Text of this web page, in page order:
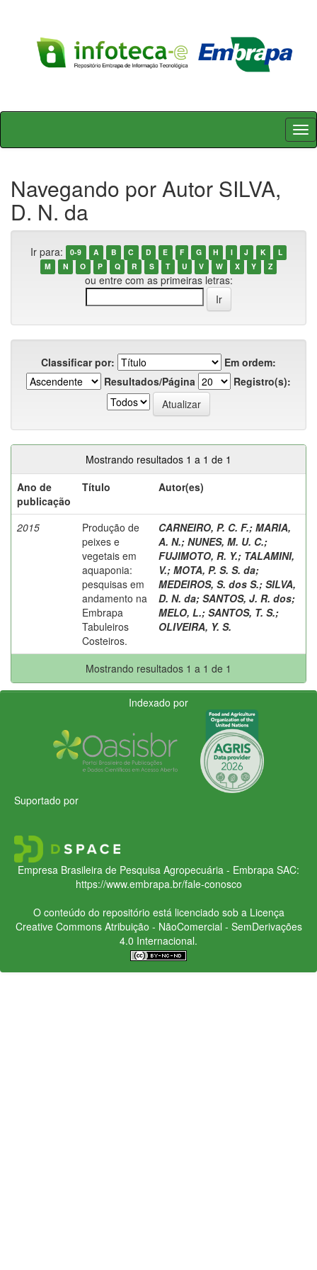
Skip
Navegando por Autor SILVA,
D. N. da
Ir para: 0-9 A B C D E F G H I J K
L
M
N O P Q R S T U V W X Y Z
ou entre com as primeiras letras:
Classificar por:
Em ordem:
Resultados/Página
Registro(s):
Mostrando resultados 1 a 1 de 1
Ano de
publicação
Título Autor(es)
2015
Produção de
peixes e
vegetais em
aquaponia:
pesquisas em
andamento na
Embrapa
Tabuleiros
Costeiros.
CARNEIRO, P. C. F.; MARIA,
A. N.; NUNES, M. U. C.;
FUJIMOTO, R. Y.; TALAMINI,
V.; MOTA, P. S. S. da;
MEDEIROS, S. dos S.; SILVA,
D. N. da; SANTOS, J. R. dos;
MELO, L.; SANTOS, T. S.;
OLIVEIRA, Y. S.
Mostrando resultados 1 a 1 de 1
Indexado por
Suportado por
Empresa Brasileira de Pesquisa Agropecuária - Embrapa SAC:
https://www.embrapa.br/fale-conosco
O conteúdo do repositório está licenciado sob a Licença
Creative CommonsAtribuição - NãoComercial - SemDerivações
4.0 Internacional.